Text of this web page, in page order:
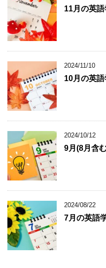
11月の英
2024/11/10
10月の英
2024/10/12
9月(8月含
2024/08/22
7月の英語